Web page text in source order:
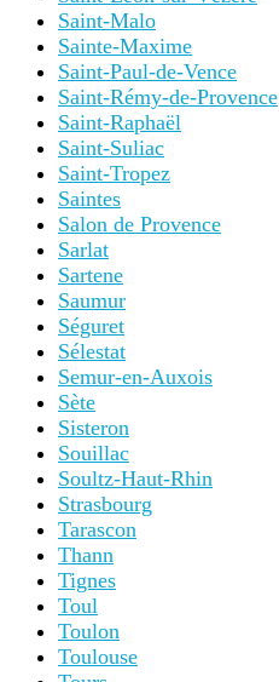
Saint-Malo
Sainte-Maxime
Saint-Paul-de-Vence
Saint-Rémy-de-Provence
Saint-Raphaël
Saint-Suliac
Saint-Tropez
Saintes
Salon de Provence
Sarlat
Sartene
Saumur
Séguret
Sélestat
Semur-en-Auxois
Sète
Sisteron
Souillac
Soultz-Haut-Rhin
Strasbourg
Tarascon
Thann
Tignes
Toul
Toulon
Toulouse